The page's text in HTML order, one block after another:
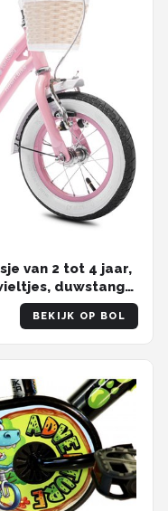
van 2 tot 4 jaar,
duwstang
BEKIJK OP BOL